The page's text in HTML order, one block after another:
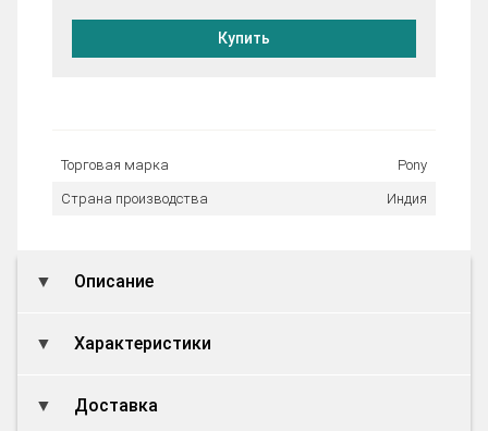
Купить
Торговая марка Pony
Страна производства Индия
Описание
Характеристики
Доставка